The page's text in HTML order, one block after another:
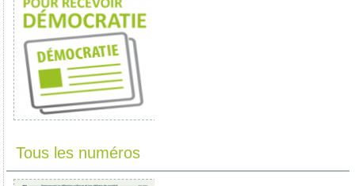
Tous les numéros